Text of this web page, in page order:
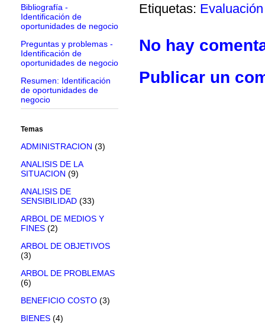
Etiquetas:
No hay
Publicar un
Bibliografía -
Identificación de
oportunidades de negocio
Preguntas y problemas -
Identificación de
oportunidades de negocio
Resumen: Identificación
de oportunidades de
negocio
Temas
ADMINISTRACION (3)
ANALISIS DE LA
SITUACION (9)
ANALISIS DE
SENSIBILIDAD (33)
ARBOL DE MEDIOS Y
FINES (2)
ARBOL DE OBJETIVOS
(3)
ARBOL DE PROBLEMAS
(6)
BENEFICIO COSTO (3)
BIENES (4)